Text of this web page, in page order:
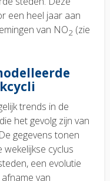
een heel jaar aan
van NO2 (zie
trends in de
het gevolg zijn van
gegevens tonen
wekelijkse cyclus
een evolutie
van